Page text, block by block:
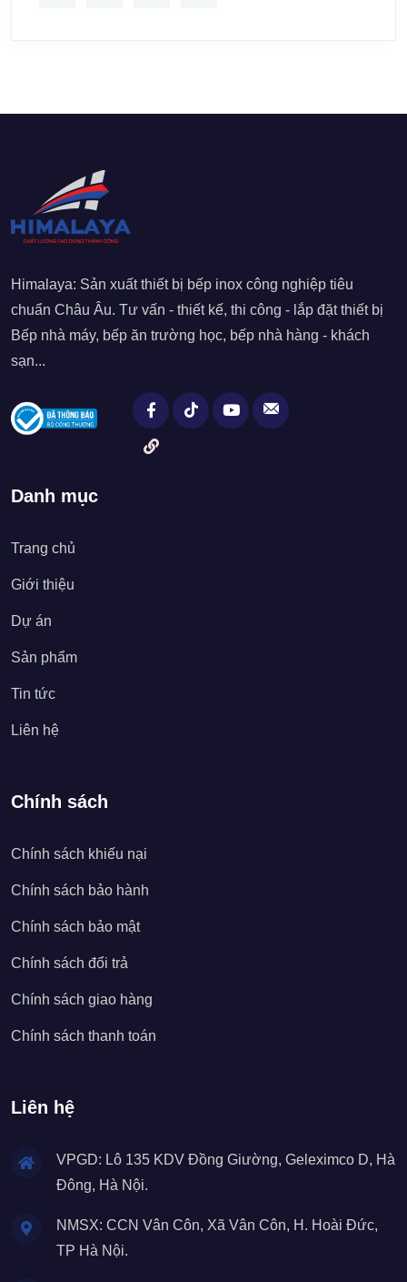
Himalaya: Sản xuất thiết bị bếp inox công nghiệp tiêu
chuẩn Châu Âu. Tư vấn - thiết kế, thi công - lắp đặt thiết bị
Bếp nhà máy, bếp ăn trường học, bếp nhà hàng - khách
sạn...
Danh mục
Trang chủ
Giới thiệu
Dự án
Sản phẩm
Tin tức
Liên hệ
Chính sách
Chính sách khiếu nại
Chính sách bảo hành
Chính sách bảo mật
Chính sách đổi trả
Chính sách giao hàng
Chính sách thanh toán
Liên hệ
VPGD: Lô 135 KDV Đồng Giường, Geleximco D, Hà
Đông, Hà Nội.
NMSX: CCN Vân Côn, Xã Vân Côn, H. Hoài Đức,
TP Hà Nội.